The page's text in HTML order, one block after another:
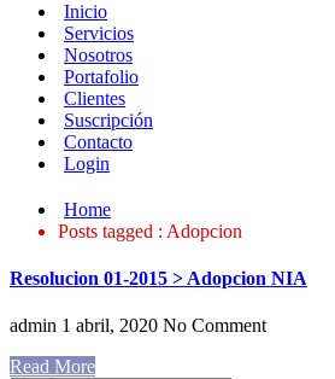
Inicio
Servicios
Nosotros
Portafolio
Clientes
Suscripción
Contacto
Login
Home
Posts tagged : Adopcion
Resolucion 01-2015 > Adopcion NIA
admin 1 abril, 2020 No Comment
Read More